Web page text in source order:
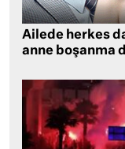
Ailede herkes
anne boşanma